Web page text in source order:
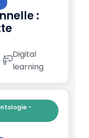
:
Digital
learning
-